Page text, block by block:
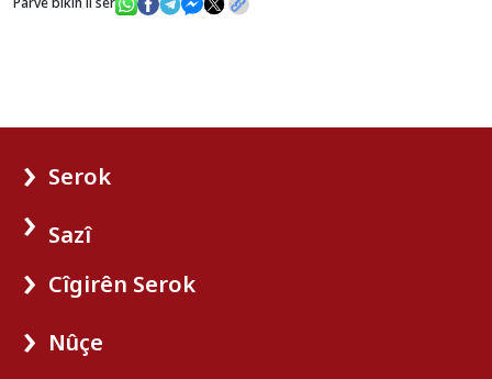
Serok
Sazî
Cîgirên Serok
Nûçe